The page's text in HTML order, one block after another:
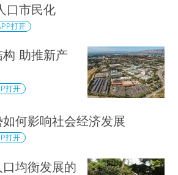
口市民化
打开
助推新产
打开
何影响社会经济发展
打开
均衡发展的